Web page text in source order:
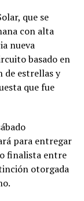
que se
con alta
nueva
basado en
de estrellas y
que fue
para entregar
finalista entre
otorgada